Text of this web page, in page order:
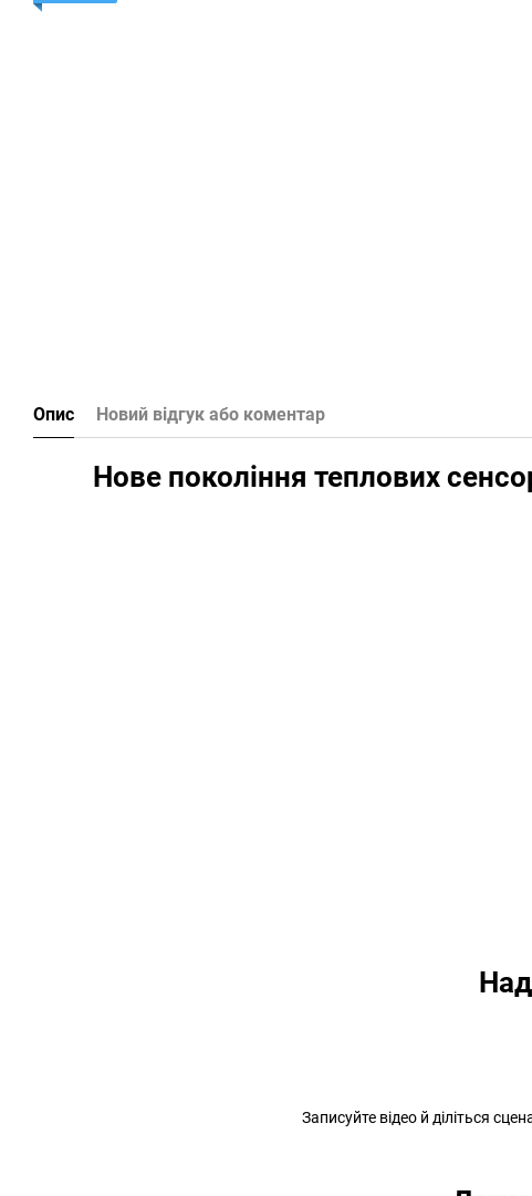
Опис Новий відгук або коментар
Нове покоління теплових
Записуйте відео й діліться